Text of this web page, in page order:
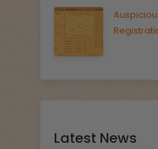
Latest News